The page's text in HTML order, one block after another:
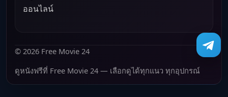
ออนไลน์
© 2026 Free Movie 24
ดูหนังฟรีที่ Free Movie 24 — เลือกดูได้ทุกแนว ทุกอุปกรณ์